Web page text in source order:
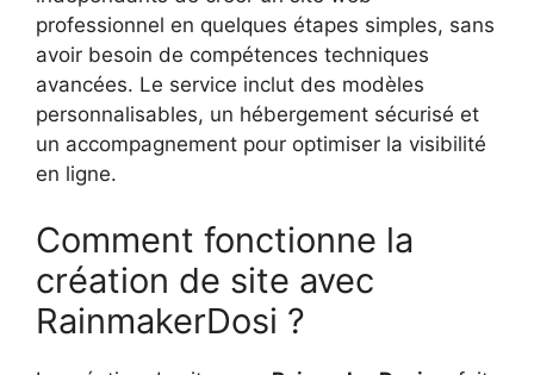
professionnel en quelques étapes simples, sans
avoir besoin de compétences techniques
avancées. Le service inclut des modèles
personnalisables, un hébergement sécurisé et
un accompagnement pour optimiser la visibilité
en ligne.
Comment fonctionne la
création de site avec
RainmakerDosi ?